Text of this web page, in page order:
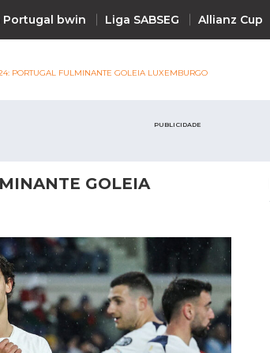
Portugal bwin Liga SABSEG Allianz Cup
PORTUGAL FULMINANTE GOLEIA LUXEMBURGO
PUBLICIDADE
GOLEIA